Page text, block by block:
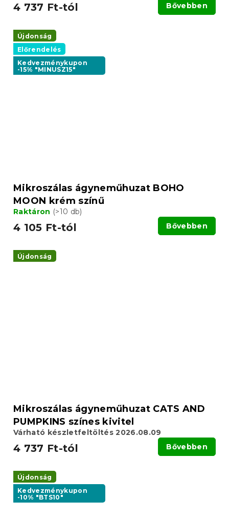
4 737 Ft-tól Bővebben
Újdonság
Előrendelés
Kedvezménykupon
-15% "MINUSZ15"
Mikroszálas ágyneműhuzat BOHO
MOON krém színű
Raktáron (>10 db)
4 105 Ft-tól Bővebben
Újdonság
Mikroszálas ágyneműhuzat CATS AND
PUMPKINS színes kivitel
Várható készletfeltöltés 2026.08.09
4 737 Ft-tól Bővebben
Újdonság
Kedvezménykupon
-10% "BTS10"